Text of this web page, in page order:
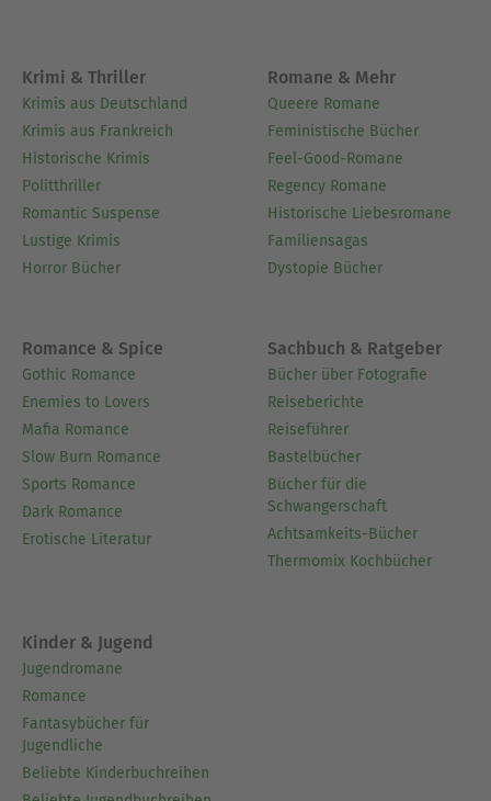
Krimi & Thriller
Krimis aus Deutschland
Krimis aus Frankreich
Historische Krimis
Politthriller
Romantic Suspense
Lustige Krimis
Horror Bücher
Romane & Mehr
Queere Romane
Feministische Bücher
Feel-Good-Romane
Regency Romane
Historische Liebesromane
Familiensagas
Dystopie Bücher
Romance & Spice
Gothic Romance
Enemies to Lovers
Mafia Romance
Slow Burn Romance
Sports Romance
Dark Romance
Erotische Literatur
Sachbuch & Ratgeber
Bücher über Fotografie
Reiseberichte
Reiseführer
Bastelbücher
Bücher für die
Schwangerschaft
Achtsamkeits-Bücher
Thermomix Kochbücher
Kinder & Jugend
Jugendromane
Romance
Fantasybücher für
Jugendliche
Beliebte Kinderbuchreihen